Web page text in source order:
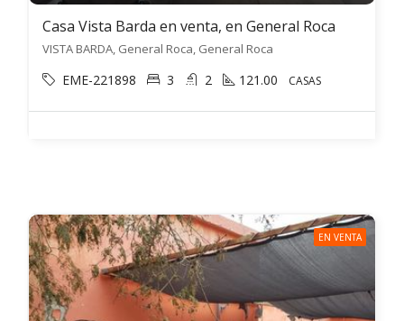
Casa Vista Barda en venta, en General Roca
VISTA BARDA, General Roca, General Roca
EME-221898 3 2 121.00 CASAS
EN VENTA